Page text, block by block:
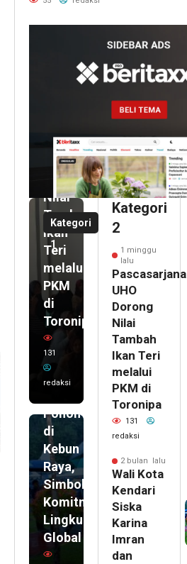
Kategori
1
Pascasarjana
UHO
Dorong
Nilai
Tambah
Ikan
Teri
melalui
PKM
di
Toronipa
131
redaksi
bulan
lalu
Wali
Kota
Kendari
Siska
Karina
Imran
dan
Delegasi
UCLG
ASPAC
2026
Pohon
di
Kebun
Raya,
Simbol
Komitmen
Lingkungan
Global
Kategori
2
1 minggu
lalu
Pascasarjana
UHO
Dorong
Nilai
Tambah
Ikan Teri
melalui
PKM di
Toronipa
131
redaksi
2 bulan lalu
Wali Kota
Kendari
Siska
Karina
Imran
dan